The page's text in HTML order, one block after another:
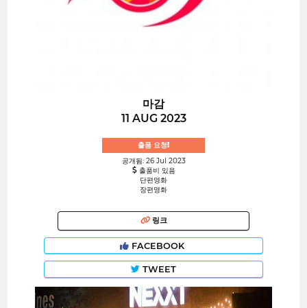
마감
11 AUG 2023
출품 요청!
공개됨: 26 Jul 2023
출품비 있음
단편영화
장편영화
링크
FACEBOOK
TWEET